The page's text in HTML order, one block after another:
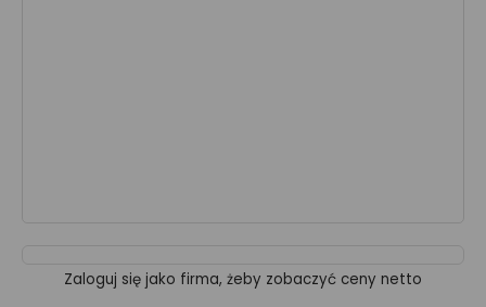
Zaloguj się jako firma, żeby zobaczyć ceny netto